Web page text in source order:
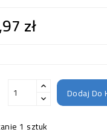
zł
Dodaj Do
1 sztuk